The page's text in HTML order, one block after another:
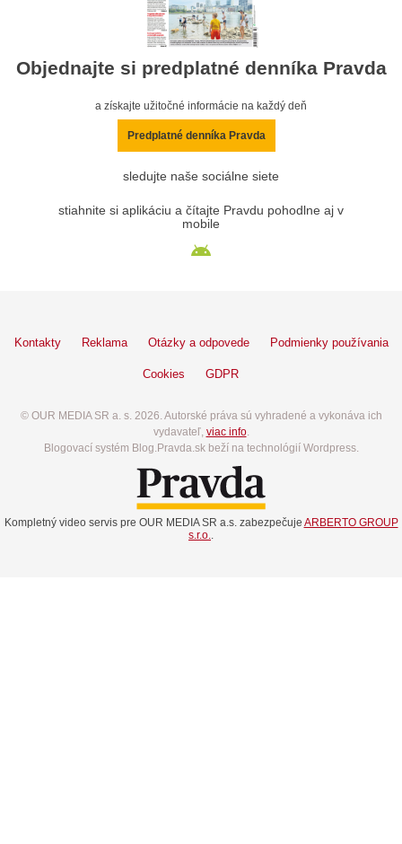
Objednajte si predplatné denníka Pravda
a získajte užitočné informácie na každý deň
Predplatné denníka Pravda
sledujte naše sociálne siete
stiahnite si aplikáciu a čítajte Pravdu pohodlne aj v
mobile
Kontakty Reklama Otázky a odpovede Podmienky používania
Cookies GDPR
© OUR MEDIA SR a. s. 2026. Autorské práva sú vyhradené a vykonáva ich
vydavateľ, viac info.
Blogovací systém Blog.Pravda.sk beží na technológií Wordpress.
Kompletný video servis pre OUR MEDIA SR a.s. zabezpečuje ARBERTO GROUP
s.r.o.